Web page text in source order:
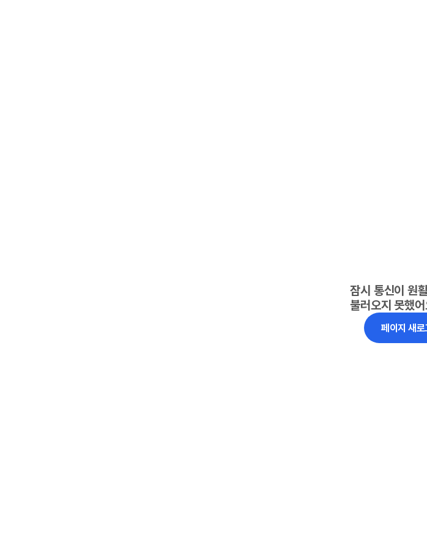
잠시 통신이 원
불러오지 못했
페이지 새로